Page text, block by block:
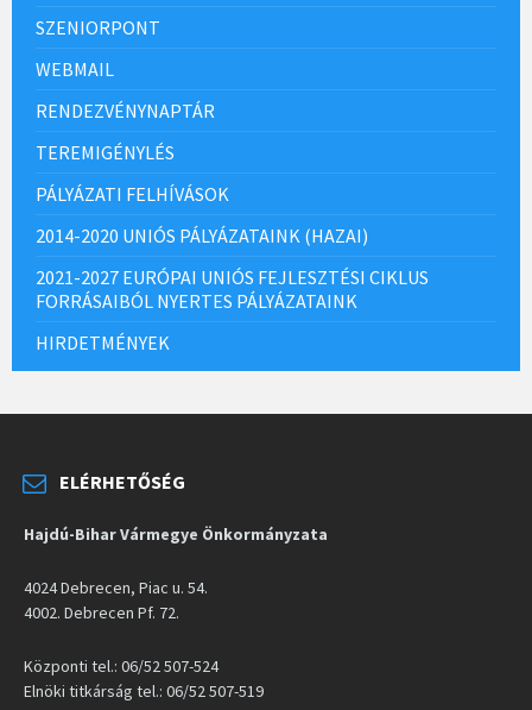
SZENIORPONT
WEBMAIL
RENDEZVÉNYNAPTÁR
TEREMIGÉNYLÉS
PÁLYÁZATI FELHÍVÁSOK
2014-2020 UNIÓS PÁLYÁZATAINK (HAZAI)
2021-2027 EURÓPAI UNIÓS FEJLESZTÉSI CIKLUS
FORRÁSAIBÓL NYERTES PÁLYÁZATAINK
HIRDETMÉNYEK
ELÉRHETŐSÉG
Hajdú-Bihar Vármegye Önkormányzata
4024 Debrecen, Piac u. 54.
4002. Debrecen Pf. 72.
Központi tel.: 06/52 507-524
Elnöki titkárság tel.: 06/52 507-519